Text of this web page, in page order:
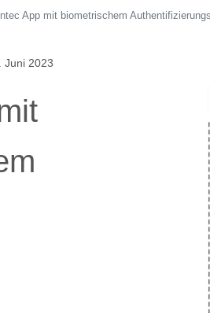
App mit biometrischem
Juni 2023